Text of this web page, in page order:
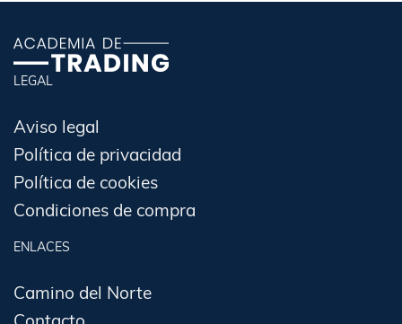
LEGAL
Aviso legal
Política de privacidad
Política de cookies
Condiciones de compra
ENLACES
Camino del Norte